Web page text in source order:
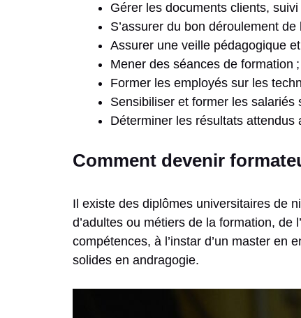
Gérer les documents clients,
S’assurer du bon déroulement
Assurer une veille pédagogique
Mener des séances de formation ;
Former les employés sur les
Sensibiliser et former les salariés
Déterminer les résultats
Comment devenir
Il existe des diplômes universitaires de
d’adultes ou métiers de la formation, de
compétences, à l’instar d’un master en
solides en andragogie.